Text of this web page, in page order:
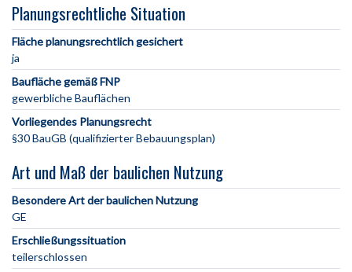
Planungsrechtliche Situation
Fläche planungsrechtlich gesichert
ja
Baufläche gemäß FNP
gewerbliche Bauflächen
Vorliegendes Planungsrecht
§30 BauGB (qualifizierter Bebauungsplan)
Art und Maß der baulichen Nutzung
Besondere Art der baulichen Nutzung
GE
Erschließungssituation
teilerschlossen